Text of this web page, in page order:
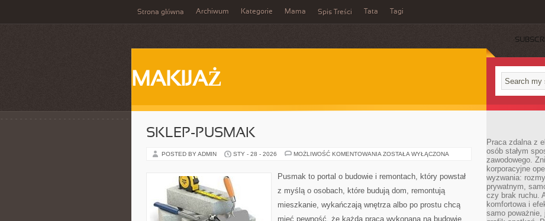
Strona główna Archiwum Kategorie Mama Spis Treści Tata Tagi
MAKIJAŻ
SKLEP-PUSMAK
POSTED BY ADMIN STY - 28 - 2026 MOŻLIWOŚĆ KOMENTOWANIA SKLEP-
ZOSTAŁA WYŁĄCZONA
Pusmak to portal o budowie i remontach, który powstał
z myślą o osobach, które budują dom, remontują
mieszkanie, wykańczają wnętrza albo po prostu chcą
mieć pewność, że każda praca wykonana na budowie
Praca zdalna z
osób stałym
zawodowego.
korporacyjne
wyzwania:
prywatnym,
czy brak ruchu.
komfortowa i
samo